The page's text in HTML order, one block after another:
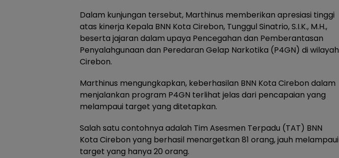
Dalam kunjungan tersebut, Marthinus memberikan apresiasi tinggi
atas kinerja Kepala BNN Kota Cirebon, Tunggul Sinatrio, S.I.K., M.H.,
beserta jajaran dalam upaya Pencegahan dan Pemberantasan
Penyalahgunaan dan Peredaran Gelap Narkotika (P4GN) di wilayah
Cirebon.
Marthinus mengungkapkan, keberhasilan BNN Kota Cirebon dalam
menjalankan program P4GN terlihat jelas dari pencapaian yang
melampaui target yang ditetapkan.
Salah satu contohnya adalah Tim Asesmen Terpadu (TAT) BNN
Kota Cirebon yang berhasil menargetkan 81 orang, jauh melampaui
target yang hanya 20 orang.